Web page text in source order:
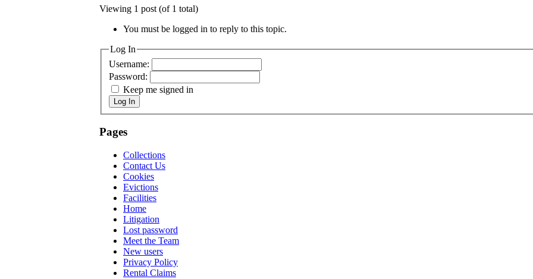
Viewing 1 post (of 1 total)
You must be logged in to reply to this topic.
Log In
Username:
Password:
Keep me signed in
Log In
Pages
Collections
Contact Us
Cookies
Evictions
Facilities
Home
Litigation
Lost password
Meet the Team
New users
Privacy Policy
Rental Claims